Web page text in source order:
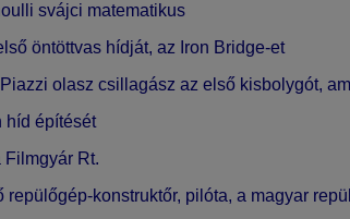
svájci matematikus
öntöttvas hídját, az Iron Bridge-et
olasz csillagász az első kisbolygót,
híd építését
Filmgyár Rt.
repülőgép-konstruktőr, pilóta, a magyar